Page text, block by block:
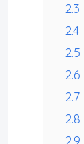
2.3
2.4
2.5
2.6
2.7
2.8